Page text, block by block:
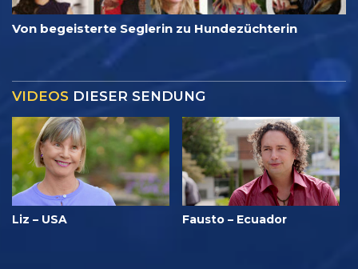
Von begeisterte Seglerin zu Hundezüchterin
VIDEOS DIESER SENDUNG
Liz – USA Fausto – Ecuador